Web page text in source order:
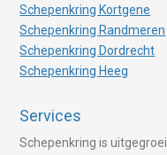
Schepenkring Kortgene
Schepenkring Randmeren
Schepenkring Dordrecht
Schepenkring Heeg
Services
Schepenkring is